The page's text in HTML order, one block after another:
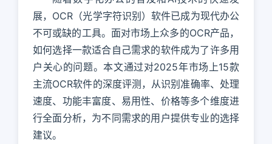
展，OCR（光学字符识别）软件已成为现代办公
不可或缺的工具。面对市场上众多的OCR产品，
如何选择一款适合自己需求的软件成为了许多用
户关心的问题。本文通过对2025年市场上15款
主流OCR软件的深度评测，从识别准确率、处理
速度、功能丰富度、易用性、价格等多个维度进
行全面分析，为不同需求的用户提供专业的选择
建议。